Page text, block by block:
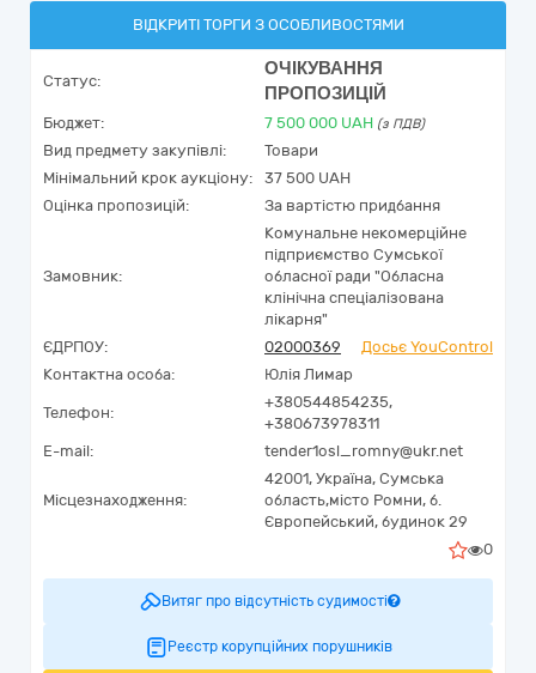
ВІДКРИТІ ТОРГИ З ОСОБЛИВОСТЯМИ
Статус:
ОЧІКУВАННЯ
ПРОПОЗИЦІЙ
Бюджет: 7 500 000 UAH (з ПДВ)
Вид предмету закупівлі:
Товари
Мінімальний крок аукціону:
37 500 UAH
Оцінка пропозицій:
За вартістю придбання
Замовник:
Комунальне некомерційне
підприємство Сумської
обласної ради "Обласна
клінічна спеціалізована
лікарня"
ЄДРПОУ:
02000369
Досьє YouControl
Контактна особа:
Юлія Лимар
Телефон:
+380544854235,
+380673978311
E-mail:
tender1osl_romny@ukr.net
Місцезнаходження:
42001, Україна, Сумська
область,місто Ромни, б.
Європейський, будинок 29
0
Витяг про відсутність судимості
Реєстр корупційних порушників